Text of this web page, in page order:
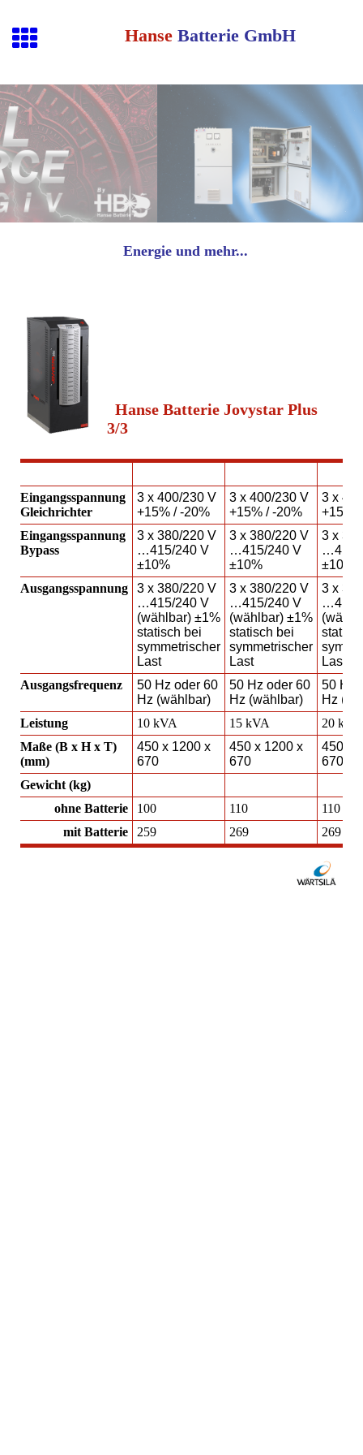
Hanse Batterie GmbH
Energie und mehr...
Hanse Batterie Jovystar Plus
3/3
Eingangsspannung
Gleichrichter
3 x 400/230 V
+15% / -20%
3 x 400/230 V
+15% / -20%
3 x
+15%
Eingangsspannung
Bypass
3 x 380/220 V
…415/240 V
±10%
3 x 380/220 V
…415/240 V
±10%
3 x
…415/
±10%
Ausgangsspannung
3 x 380/220 V
…415/240 V
(wählbar) ±1%
statisch bei
symmetrischer
Last
3 x 380/220 V
…415/240 V
(wählbar) ±1%
statisch bei
symmetrischer
Last
3 x
…415/
Last
Ausgangsfrequenz
50 Hz oder 60
Hz (wählbar)
50 Hz oder 60
Hz (wählbar)
50 Hz
Hz
Leistung
10 kVA 15 kVA
20 kVA
Maße (B x H x T)
(mm)
450 x 1200 x
670
450 x 1200 x
670
450 x
670
Gewicht (kg)
ohne Batterie
100 110
110
mit Batterie
259 269 269